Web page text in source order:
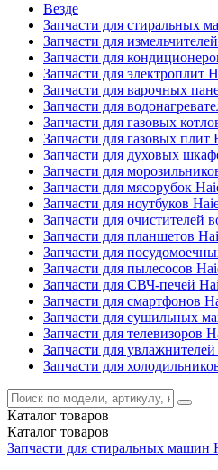
Везде
Запчасти для стиральных
Запчасти для
Запчасти для
Запчасти для электроплит
Запчасти для варочных
Запчасти для
Запчасти для газовых
Запчасти для газовых плит
Запчасти для духовых
Запчасти для
Запчасти для мясорубок
Запчасти для ноутбуков
Запчасти для очистителей
Запчасти для планшетов
Запчасти для
Запчасти для пылесосов
Запчасти для СВЧ-печей
Запчасти для смартфонов
Запчасти для сушильных
Запчасти для телевизоров
Запчасти для
Запчасти для
Каталог товаров
Каталог товаров
Запчасти для стиральных машин